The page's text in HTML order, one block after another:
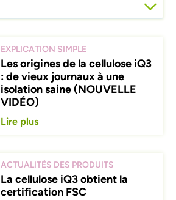
EXPLICATION SIMPLE
Les origines de la cellulose iQ3
: de vieux journaux à une
isolation saine (NOUVELLE
VIDÉO)
Lire plus
ACTUALITÉS DES PRODUITS
La cellulose iQ3 obtient la
certification FSC